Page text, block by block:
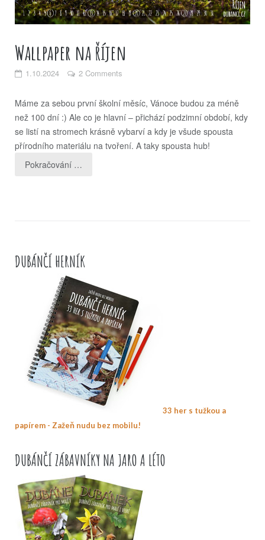
Wallpaper na říjen
1.10.2024 2 Comments
Máme za sebou první školní měsíc, Vánoce budou za méně
než 100 dní :) Ale co je hlavní – přichází podzimní období, kdy
se listí na stromech krásně vybarví a kdy je všude spousta
přírodního materiálu na tvoření. A taky spousta hub!
Pokračování …
DUBÁNČÍ HERNÍK
33 her s tužkou a
papírem - Zažeň nudu bez mobilu!
DUBÁNČÍ ZÁBAVNÍKY NA JARO A LÉTO